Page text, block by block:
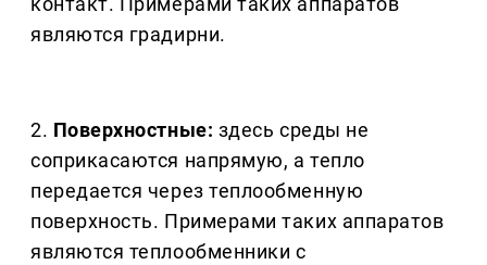
являются градирни.
2. Поверхностные: здесь среды не
соприкасаются напрямую, а тепло
передается через теплообменную
поверхность. Примерами таких аппаратов
являются теплообменники с